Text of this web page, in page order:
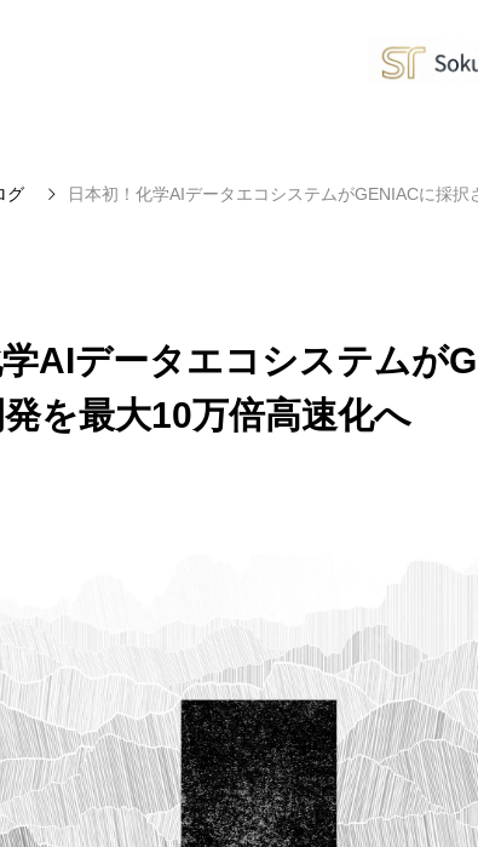
グ 日本初！化学AIデータエコシステムがGENIACに採
学AIデータエコシステムが
を最大10万倍高速化へ